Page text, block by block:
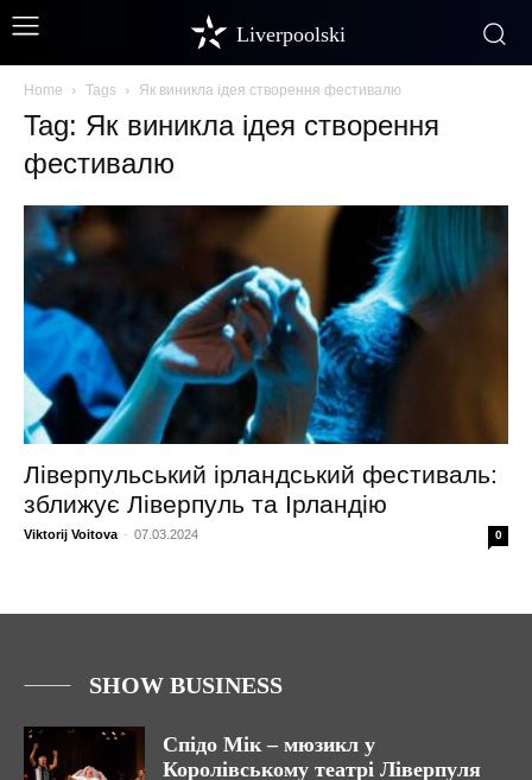
Liverpoolski
Home Tags Як виникла ідея створення фестивалю
Tag: Як виникла ідея створення
фестивалю
Ліверпульський ірландський фестиваль:
зближує Ліверпуль та Ірландію
Viktorij Voitova - 07.03.2024 0
SHOW BUSINESS
Спідо Мік – мюзикл у
Королівському театрі Ліверпуля